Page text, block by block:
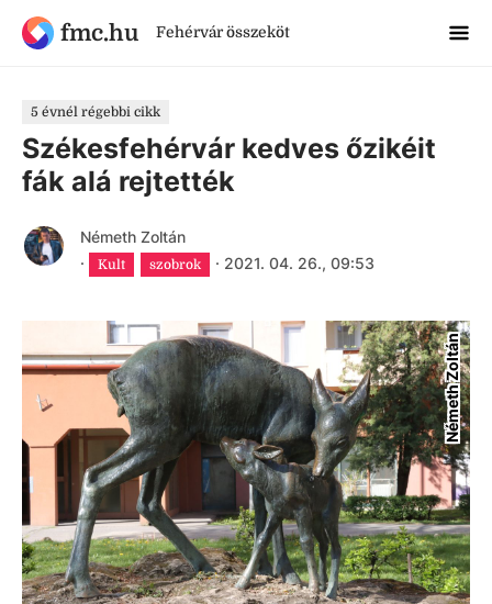
fmc.hu Fehérvár összeköt
5 évnél régebbi cikk
Székesfehérvár kedves őzikéit
fák alá rejtették
Németh Zoltán
·
Kult szobrok · 2021. 04. 26., 09:53
Németh Zoltán